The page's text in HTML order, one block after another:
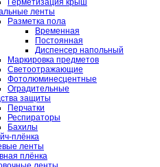
Герметизация крыш
ленты
Разметка пола
Временная
Постоянная
Диспенсер напольный
Маркировка предметов
Светоотражающие
Фотолюминесцентные
Оградительные
защиты
Перчатки
Респираторы
Бахилы
плёнка
ленты
плёнка